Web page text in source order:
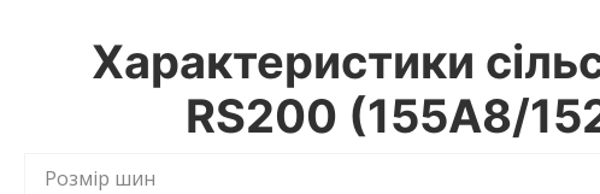
Характеристики
RS200 (155A8/
Розмір шин